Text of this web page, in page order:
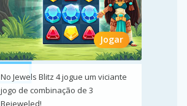
Jogar
No Jewels Blitz 4 jogue um viciante
jogo de combinação de 3
Bejeweled!